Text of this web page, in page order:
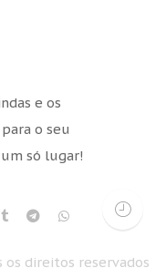
e os
o seu
só lugar!
direitos reservados